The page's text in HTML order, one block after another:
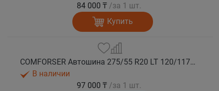
84 000 ₸ /за 1 шт.
Купить
COMFORSER Автошина 275/55 R20 LT 120/117S CF1100 10PR RWL лето
В наличии
97 000 ₸ /за 1 шт.